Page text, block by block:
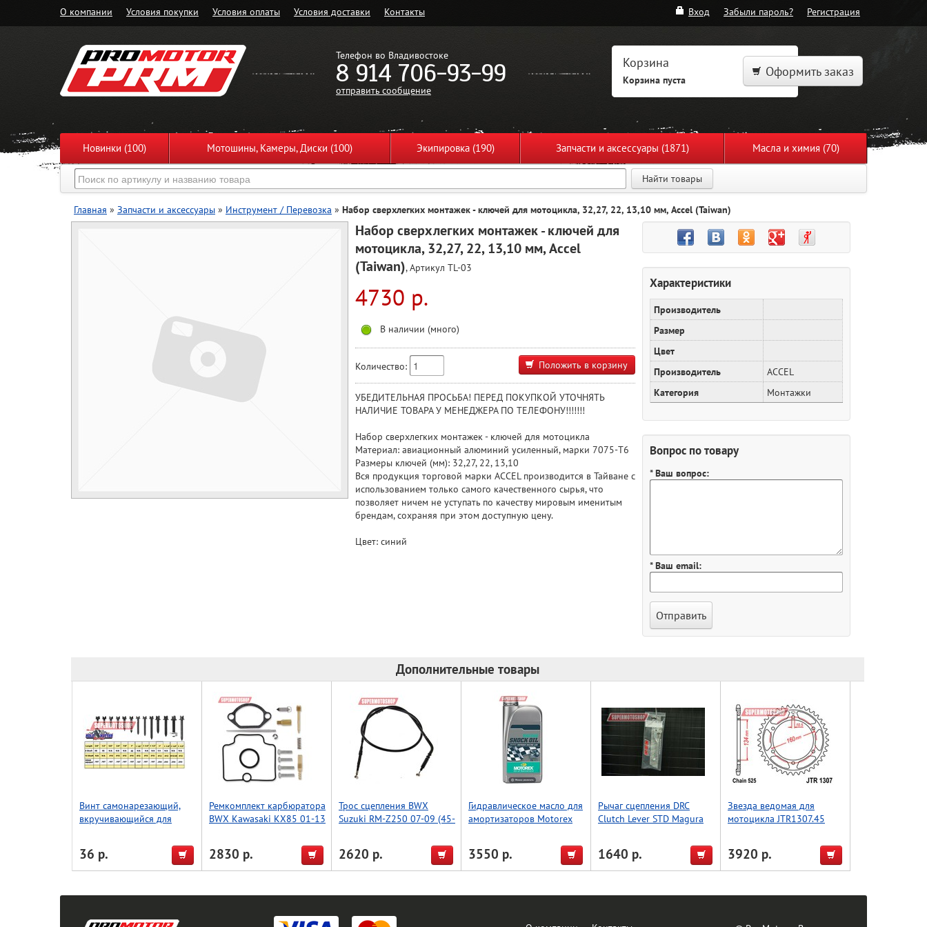
О компании Условия покупки Условия оплаты Условия доставки Контакты Вход Забыли пароль? Регистрация
Телефон во Владивостоке
8 914 706-93-99
отправить сообщение
Корзина
Корзина пуста
Оформить заказ
Новинки (100) Мотошины, Камеры, Диски (100) Экипировка (190) Запчасти и аксессуары (1871) Масла и химия (70)
Найти товары
Главная » Запчасти и аксессуары » Инструмент / Перевозка » Набор сверхлегких монтажек - ключей для мотоцикла, 32,27, 22, 13,10 мм, Accel (Taiwan)
Набор сверхлегких монтажек - ключей для
мотоцикла, 32,27, 22, 13,10 мм, Accel
(Taiwan), Артикул TL-03
4730 р.
В наличии (много)
Количество: Положить в корзину
УБЕДИТЕЛЬНАЯ ПРОСЬБА! ПЕРЕД ПОКУПКОЙ УТОЧНЯТЬ
НАЛИЧИЕ ТОВАРА У МЕНЕДЖЕРА ПО ТЕЛЕФОНУ!!!!!!!
Набор сверхлегких монтажек - ключей для мотоцикла
Материал: авиационный алюминий усиленный, марки 7075-T6
Размеры ключей (мм): 32,27, 22, 13,10
Вся продукция торговой марки ACCEL производится в Тайване с
использованием только самого качественного сырья, что
позволяет ничем не уступать по качеству мировым именитым
брендам, сохраняя при этом доступную цену.
Цвет: синий
Характеристики
Производитель
Размер
Цвет
Производитель
ACCEL
Категория
Монтажки
Вопрос по товару
* Ваш вопрос:
* Ваш email:
Дополнительные товары
Винт самонарезающий,
вкручивающийся для
36 р.
Ремкомплект карбюратора
BWX Kawasaki KX85 01-13
2830 р.
Трос сцепления BWX
Suzuki RM-Z250 07-09 (45-
2620 р.
Гидравлическое масло для
амортизаторов Motorex
3550 р.
Рычаг сцепления DRC
Clutch Lever STD Magura
1640 р.
Звезда ведомая для
мотоцикла JTR1307.45
3920 р.